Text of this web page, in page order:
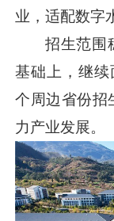
业，适配数字
招生范围
基础上，继
个周边省份招
力产业发展。